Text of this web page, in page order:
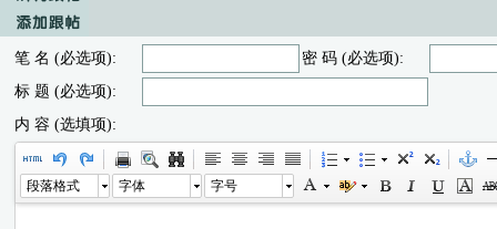
笔 名 (必选项):
密 码 (必选项):
标 题 (必选项):
内 容 (选填项):
段落格式 字体 字号